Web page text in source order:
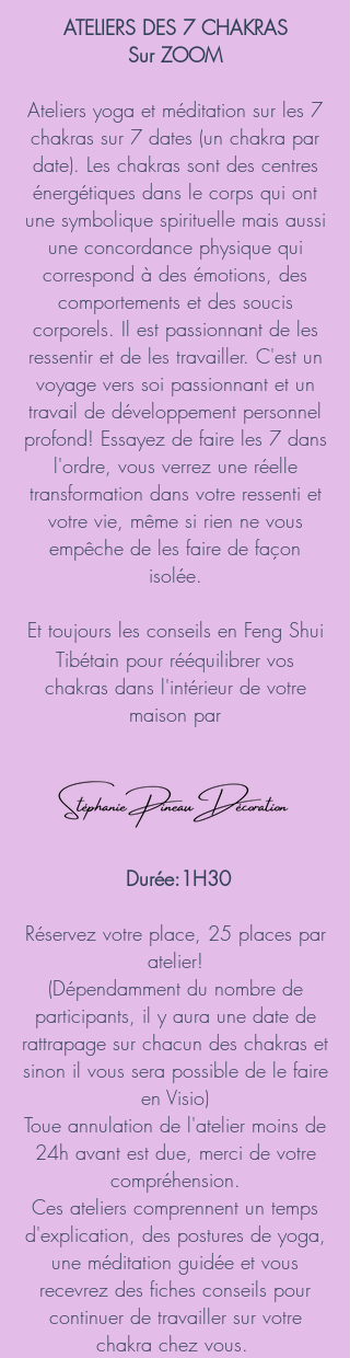
ATELIERS DES 7 CHAKRAS
Sur ZOOM
Ateliers yoga et méditation sur les 7
chakras sur 7 dates (un chakra par
date). Les chakras sont des centres
énergétiques dans le corps qui ont
une symbolique spirituelle mais aussi
une concordance physique qui
correspond à des émotions, des
comportements et des soucis
corporels. Il est passionnant de les
ressentir et de les travailler. C'est un
voyage vers soi passionnant et un
travail de développement personnel
profond! Essayez de faire les 7 dans
l'ordre, vous verrez une réelle
transformation dans votre ressenti et
votre vie, même si rien ne vous
empêche de les faire de façon
isolée.
Et toujours les conseils en Feng Shui
Tibétain pour rééquilibrer vos
chakras dans l'intérieur de votre
maison par
Durée:1H30
Réservez votre place, 25 places par
atelier!
(Dépendamment du nombre de
participants, il y aura une date de
rattrapage sur chacun des chakras et
sinon il vous sera possible de le faire
en Visio)
Toue annulation de l'atelier moins de
24h avant est due, merci de votre
compréhension.
Ces ateliers comprennent un temps
d'explication, des postures de yoga,
une méditation guidée et vous
recevrez des fiches conseils pour
continuer de travailler sur votre
chakra chez vous.